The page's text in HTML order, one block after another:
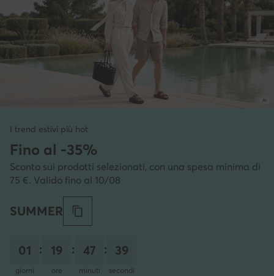
I trend estivi più hot
Fino al -35%
Sconto sui prodotti selezionati, con una spesa minima di
75 €. Valido fino al 10/08
SUMMER
01
giorni
: 19
ore
: 47
minuti
: 38
secondi